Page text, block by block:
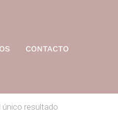
CONTACTO
resultado